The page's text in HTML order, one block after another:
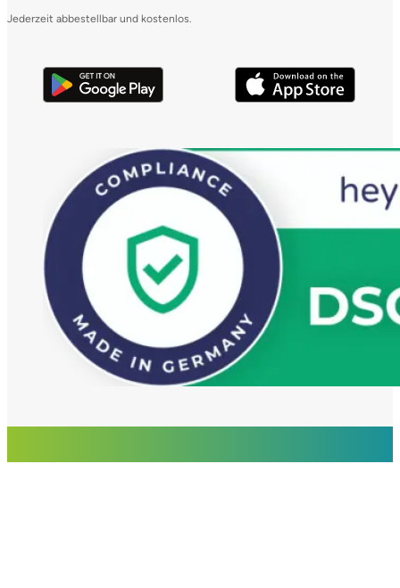
Jederzeit abbestellbar und kostenlos.